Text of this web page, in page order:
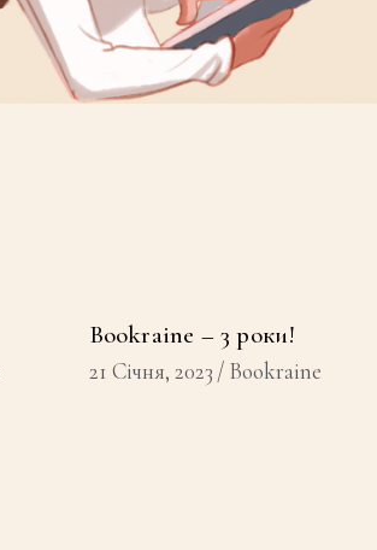
Bookraine – 3 роки!
21 Січня, 2023 Bookraine